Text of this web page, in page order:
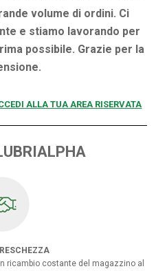
volume di ordini. Ci
e stiamo lavorando per
possibile. Grazie per la
ALLA TUA AREA RISERVATA
ricambio costante del magazzino al